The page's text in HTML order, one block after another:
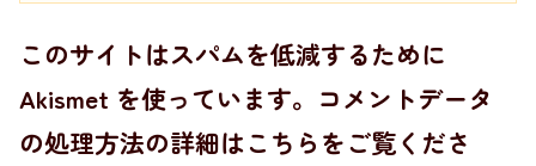
このサイトはスパムを低減するために
Akismet を使っています。 コメントデータ
の処理方法の詳細はこちらをご覧くださ